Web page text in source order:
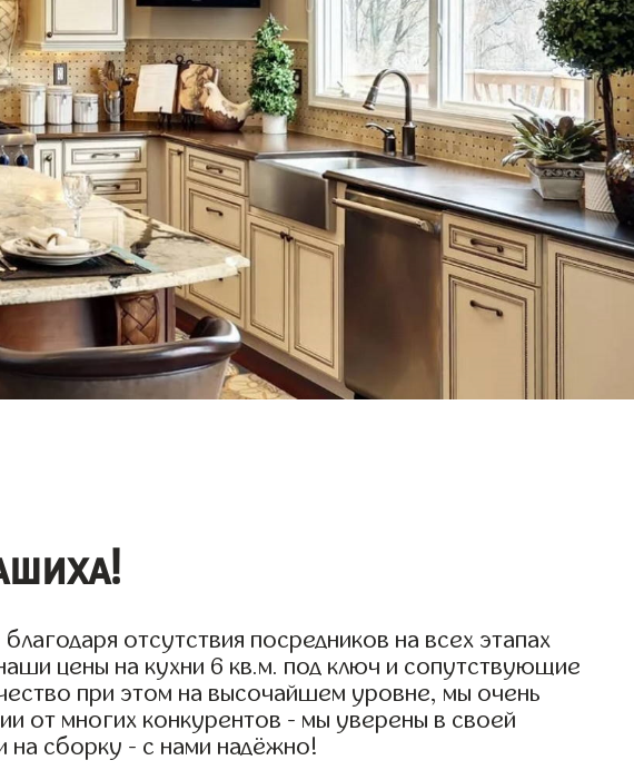
отсутствия посредников на всех этапах
цены на кухни 6 кв.м. под ключ и сопутствующие
при этом на высочайшем уровне, мы очень
от многих конкурентов - мы уверены в своей
на сборку - с нами надёжно!